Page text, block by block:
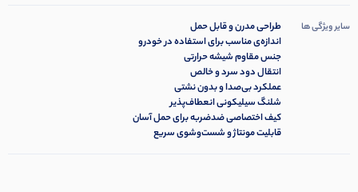
سایر ویژگی ها
طراحی مدرن و قابل حمل
اندازه‌ی مناسب برای استفاده در خودرو
جنس مقاوم شیشه حرارتی
انتقال دود سرد و خالص
عملکرد بی‌صدا و بدون نشتی
شلنگ سیلیکونی انعطاف‌پذیر
کیف اختصاصی ضدضربه برای حمل آسان
قابلیت مونتاژ و شست‌وشوی سریع